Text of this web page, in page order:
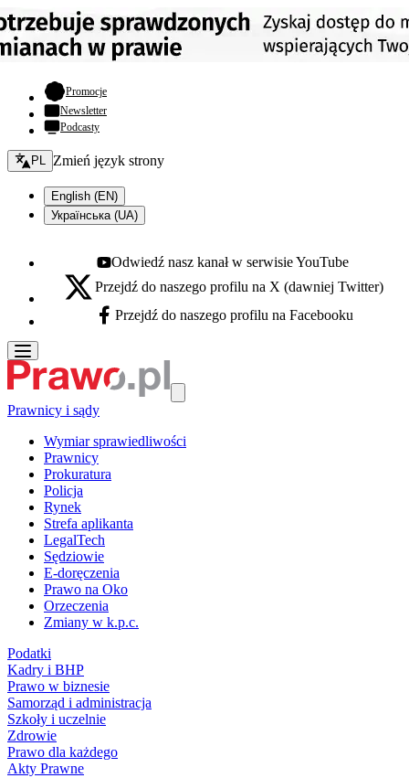
Promocje- otwiera się w nowej karcie
Newsletter
Podcasty
Zmień język - bieżący:
PL Zmień język strony
English (EN)
Українська (UA)
Youtube - otwiera się w nowej karcie
Odwiedź nasz kanał w serwisie YouTube
X - otwiera się w nowej karcie
Przejdź do naszego profilu na X (dawniej Twitter)
Facebook - otwiera się w nowej karcie
Przejdź do naszego profilu na Facebooku
Prawnicy i sądy
Wymiar sprawiedliwości
Prawnicy
Prokuratura
Policja
Rynek
Strefa aplikanta
LegalTech
Sędziowie
E-doręczenia
Prawo na Oko
Orzeczenia
Zmiany w k.p.c.
Podatki
Kadry i BHP
Prawo w biznesie
Samorząd i administracja
Szkoły i uczelnie
Zdrowie
Prawo dla każdego
Akty Prawne